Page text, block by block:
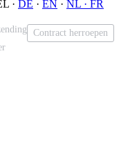
· DE · EN · NL · FR
Contract herroepen